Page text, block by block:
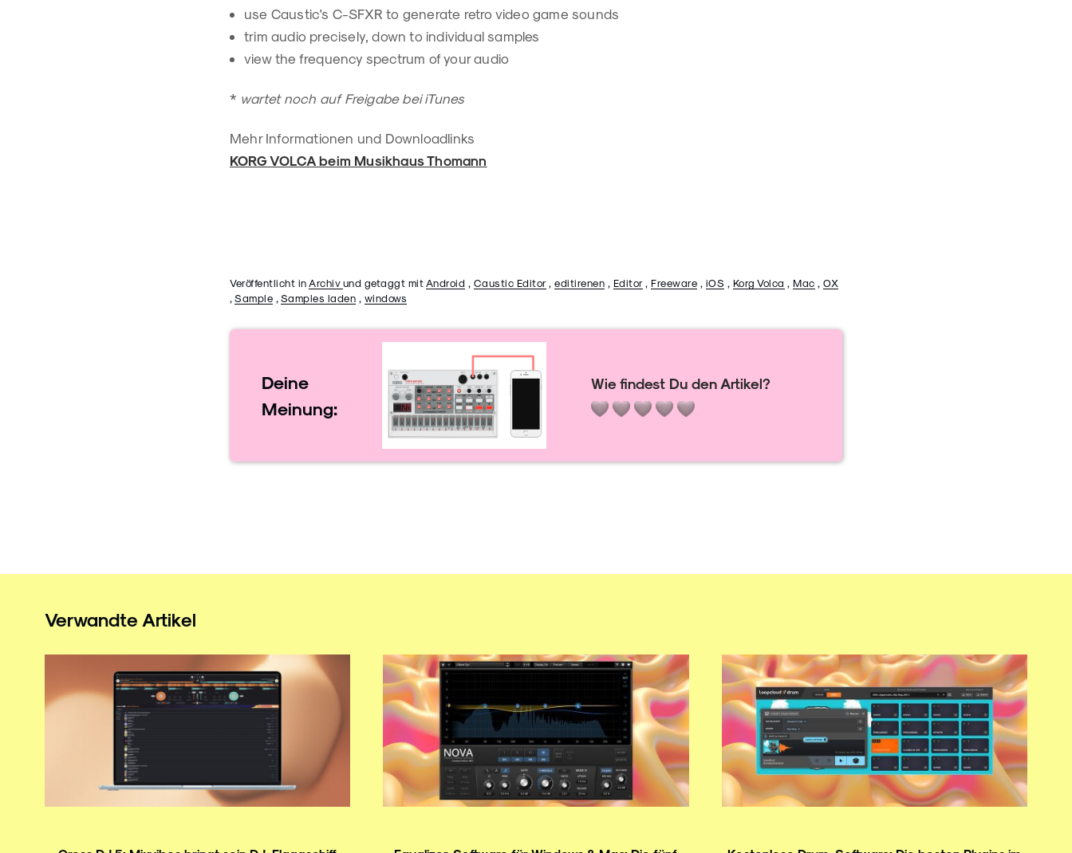
use Caustic's C-SFXR to generate retro video game sounds
trim audio precisely, down to individual samples
view the frequency spectrum of your audio
* wartet noch auf Freigabe bei iTunes
Mehr Informationen und Downloadlinks
KORG VOLCA beim Musikhaus Thomann
Veröffentlicht in Archiv und getaggt mit Android Caustic Editor, editirenen Editor, Freeware iOS Korg Volca Mac
OX
Sample Samples laden windows
Deine
Meinung:
Wie findest Du den Artikel?
Verwandte Artikel